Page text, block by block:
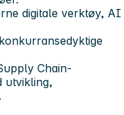
digitale verktøy, AI
Chain-
utvikling,